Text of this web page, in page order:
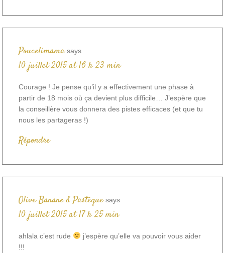
Poucelimama says
10 juillet 2015 at 16 h 23 min
Courage ! Je pense qu’il y a effectivement une phase à
partir de 18 mois où ça devient plus difficile… J’espère que
la conseillère vous donnera des pistes efficaces (et que tu
nous les partageras !)
Répondre
Olive Banane & Pastèque says
10 juillet 2015 at 17 h 25 min
ahlala c’est rude
j’espère qu’elle va pouvoir vous aider
!!!